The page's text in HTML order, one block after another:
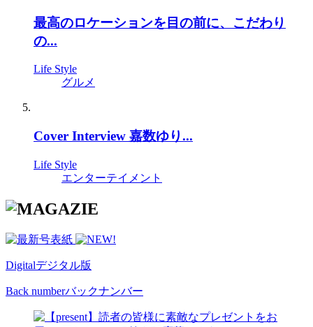
最高のロケーションを目の前に、こだわり
の...
Life Style
グルメ
Cover Interview 嘉数ゆり...
Life Style
エンターテイメント
Digitalデジタル版
Back numberバックナンバー